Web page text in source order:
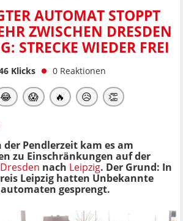
AUTOMAT STOPPT
ZWISCHEN DRESDEN
STRECKE WIEDER FREI
Klicks 0 Reaktionen
😂 😱 🔥 😥 👏
der Pendlerzeit kam es am
zu Einschränkungen auf der
Dresden nach Leipzig. Der Grund: In
Leipzig hatten Unbekannte
gesprengt.